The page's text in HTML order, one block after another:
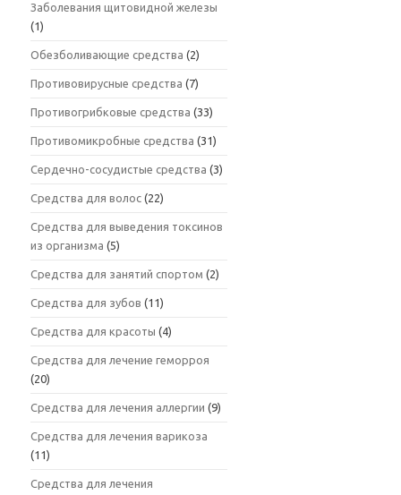
Заболевания щитовидной железы
(1)
Обезболивающие средства (2)
Противовирусные средства (7)
Противогрибковые средства (33)
Противомикробные средства (31)
Сердечно-сосудистые средства (3)
Средства для волос (22)
Средства для выведения токсинов
из организма (5)
Средства для занятий спортом (2)
Средства для зубов (11)
Средства для красоты (4)
Средства для лечение геморроя
(20)
Средства для лечения аллергии (9)
Средства для лечения варикоза
(11)
Средства для лечения